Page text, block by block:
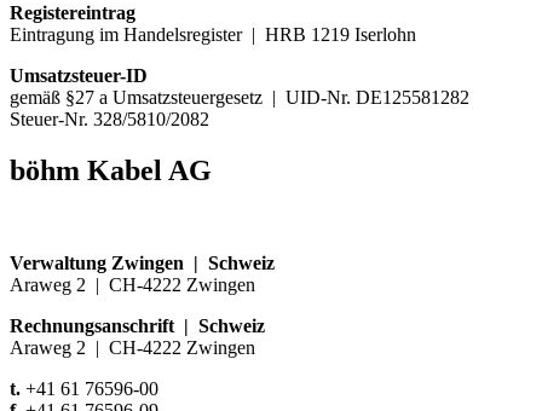
Registereintrag
Eintragung im Handelsregister | HRB 1219 Iserlohn
Umsatzsteuer-ID
gemäß §27 a Umsatzsteuergesetz | UID-Nr. DE125581282
Steuer-Nr. 328/5810/2082
böhm Kabel AG
Verwaltung Zwingen | Schweiz
Araweg 2 | CH-4222 Zwingen
Rechnungsanschrift | Schweiz
Araweg 2 | CH-4222 Zwingen
t. +41 61 76596-00